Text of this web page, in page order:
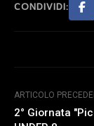
CONDIVIDI:
ARTICOLO
2° Giornata